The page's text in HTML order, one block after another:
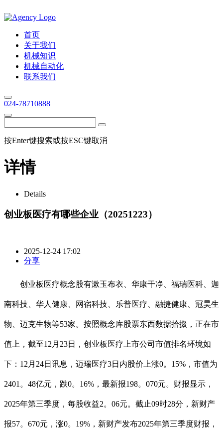
首页
关于我们
机械知识
机械自动化
联系我们
024-78710888
按Enter键搜索或按ESC键取消
详情
Details
创业板医疗有哪些企业（20251223）
2025-12-24 17:02
分享
创业板医疗概念股有漱玉布衣、华康干净、福瑞医科、迦
南科技、华人健康、网宿科技、乐普医疗、融捷健康、冠昊生
物、迈克生物等53家。按照概念库股票东西数据拾掇，正在市
值上，截至12月23日，创业板医疗上市公司市值排名环境如
下：12月24日讯息，迈瑞医疗3日内股价上涨0。15%，市值为
2401。48亿元，跌0。16%，最新报198。070元。财报显示，
2025年第三季度，每股收益2。06元。截止09时28分，新财产
报57。670元，涨0。19%，新财产发布2025年第三季度财报，